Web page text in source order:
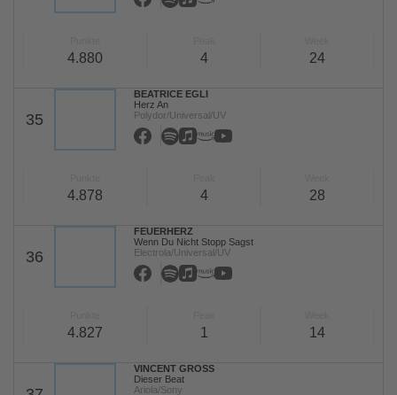
4.880 4 24
35
BEATRICE EGLI
Herz An
Polydor/Universal/UV
4.878 4 28
36
FEUERHERZ
Wenn Du Nicht Stopp Sagst
Electrola/Universal/UV
4.827 1 14
VINCENT GROSS
Dieser Beat
Ariola/Sony